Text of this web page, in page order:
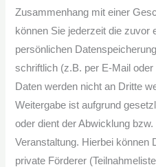
Zusammenhang mit einer
können Sie jederzeit die zuvor
persönlichen
schriftlich (z.B. per E-Mail
Daten werden nicht an Dritte
Weitergabe ist aufgrund
oder dient der Abwicklung
Veranstaltung. Hierbei können
private Förderer